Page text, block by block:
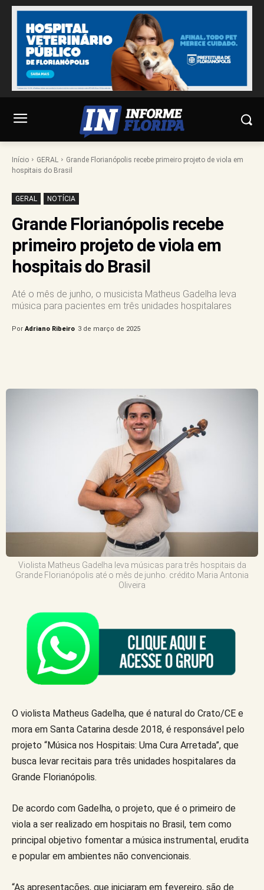
Início GERAL
Grande Florianópolis recebe primeiro projeto de viola em
hospitais do Brasil
GERAL NOTÍCIA
Grande Florianópolis recebe
primeiro projeto de viola em
hospitais do Brasil
Até o mês de junho, o musicista Matheus Gadelha leva
música para pacientes em três unidades hospitalares
Por Adriano Ribeiro 3 de março de 2025
Violista Matheus Gadelha leva músicas para três hospitais da
Grande Florianópolis até o mês de junho. crédito Maria Antonia
Oliveira
O violista Matheus Gadelha, que é natural do Crato/CE e
mora em Santa Catarina desde 2018, é responsável pelo
projeto “Música nos Hospitais: Uma Cura Arretada”, que
busca levar recitais para três unidades hospitalares da
Grande Florianópolis.
De acordo com Gadelha, o projeto, que é o primeiro de
viola a ser realizado em hospitais no Brasil, tem como
principal objetivo fomentar a música instrumental, erudita
e popular em ambientes não convencionais.
“As apresentações, que iniciaram em fevereiro, são de